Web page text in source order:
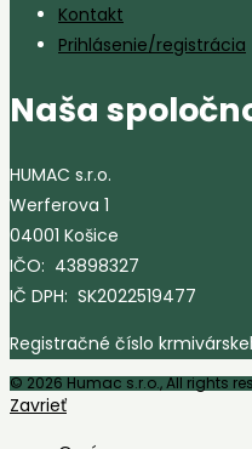
Kontakt
Prihlásenie/registrácia
Naša
HUMAC s.r.o.
Werferova 1
04001 Košice
IČO: 43898327
IČ DPH: SK2022519477
Registračné číslo
© 2026 Humac s.r.o., All rights
Zavrieť